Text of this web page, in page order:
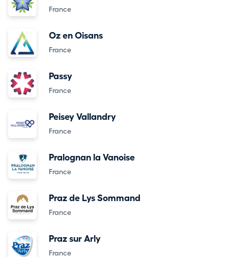
France
Oz en Oisans
France
Passy
France
Peisey Vallandry
France
Pralognan la Vanoise
France
Praz de Lys Sommand
France
Praz sur Arly
France